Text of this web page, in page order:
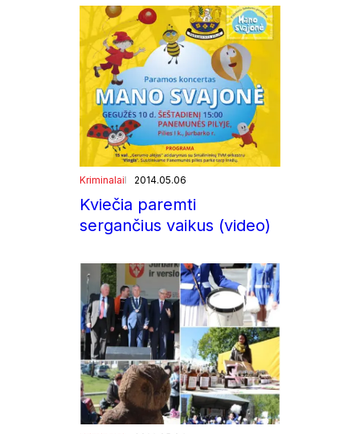
Kriminalai 2014.05.06
Kviečia paremti
sergančius vaikus (video)